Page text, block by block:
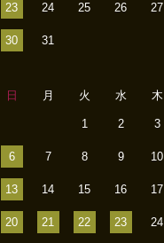
23 24 25 26 27
30 31
日 月 火 水 木
1 2 3
6 7 8 9 10
13 14 15 16 17
20 21 22 23 24